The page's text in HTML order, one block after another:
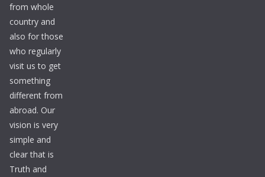
from whole
country and
also for those
who regularly
visit us to get
something
different from
abroad. Our
vision is very
simple and
clear that is
Truth and